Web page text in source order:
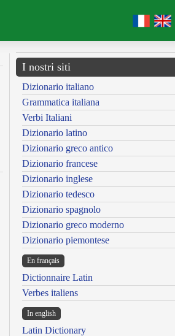
I nostri siti
Dizionario italiano
Grammatica italiana
Verbi Italiani
Dizionario latino
Dizionario greco antico
Dizionario francese
Dizionario inglese
Dizionario tedesco
Dizionario spagnolo
Dizionario greco moderno
Dizionario piemontese
En français
Dictionnaire Latin
Verbes italiens
In english
Latin Dictionary